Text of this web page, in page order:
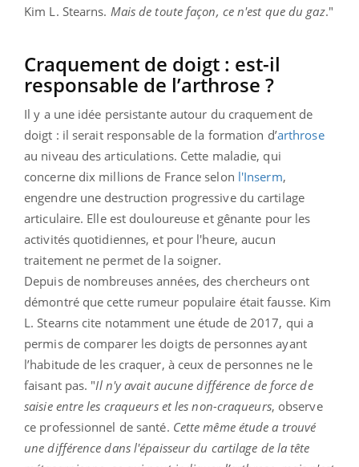
Kim L. Stearns. Mais de toute façon, ce n'est que du gaz."
Craquement de doigt : est-il
responsable de l’arthrose ?
Il y a une idée persistante autour du craquement de
doigt : il serait responsable de la formation d’arthrose
au niveau des articulations. Cette maladie, qui
concerne dix millions de France selon l'Inserm,
engendre une destruction progressive du cartilage
articulaire. Elle est douloureuse et gênante pour les
activités quotidiennes, et pour l'heure, aucun
traitement ne permet de la soigner.
Depuis de nombreuses années, des chercheurs ont
démontré que cette rumeur populaire était fausse. Kim
L. Stearns cite notamment une étude de 2017, qui a
permis de comparer les doigts de personnes ayant
l’habitude de les craquer, à ceux de personnes ne le
faisant pas. "Il n'y avait aucune différence de force de
saisie entre les craqueurs et les non-craqueurs, observe
ce professionnel de santé. Cette même étude a trouvé
une différence dans l'épaisseur du cartilage de la tête